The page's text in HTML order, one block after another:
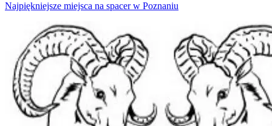
Najpiękniejsze miejsca na spacer w Poznaniu